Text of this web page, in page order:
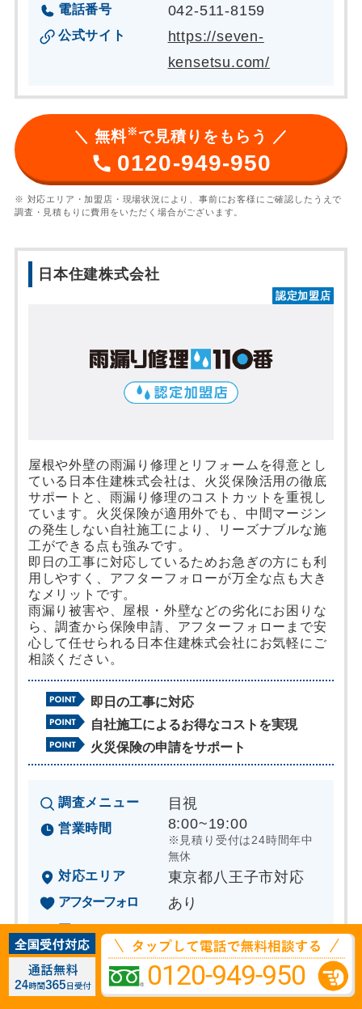
電話番号 042-511-8159
公式サイト
https://seven-
kensetsu.com/
＼ 無料※で見積りをもらう ／
0120-949-950
※ 対応エリア・加盟店・現場状況により、事前にお客様にご確認したうえで
調査・見積もりに費用をいただく場合がございます。
日本住建株式会社
認定加盟店
屋根や外壁の雨漏り修理とリフォームを得意とし
ている日本住建株式会社は、火災保険活用の徹底
サポートと、雨漏り修理のコストカットを重視し
ています。火災保険が適用外でも、中間マージン
の発生しない自社施工により、リーズナブルな施
工ができる点も強みです。
即日の工事に対応しているためお急ぎの方にも利
用しやすく、アフターフォローが万全な点も大き
なメリットです。
雨漏り被害や、屋根・外壁などの劣化にお困りな
ら、調査から保険申請、アフターフォローまで安
心して任せられる日本住建株式会社にお気軽にご
相談ください。
即日の工事に対応
自社施工によるお得なコストを実現
火災保険の申請をサポート
調査メニュー 目視
営業時間 8:00~19:00
※見積り受付は24時間年中
無休
対応エリア 東京都八王子市対応
アフターフォロ
ー
あり
調査見積り費用 診断、見積り無料
所在地
東京都港区芝3-31-6
サンライズ芝2F
0120-949-950